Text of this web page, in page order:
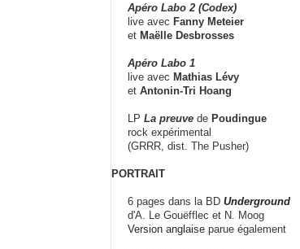
Apéro Labo 2 (Codex)
live avec Fanny Meteier
et Maëlle Desbrosses
Apéro Labo 1
live avec Mathias Lévy
et Antonin-Tri Hoang
LP La preuve de Poudingue
rock expérimental
(GRRR, dist. The Pusher)
PORTRAIT
6 pages dans la BD Underground
d'A. Le Gouëfflec et N. Moog
Version anglaise parue également